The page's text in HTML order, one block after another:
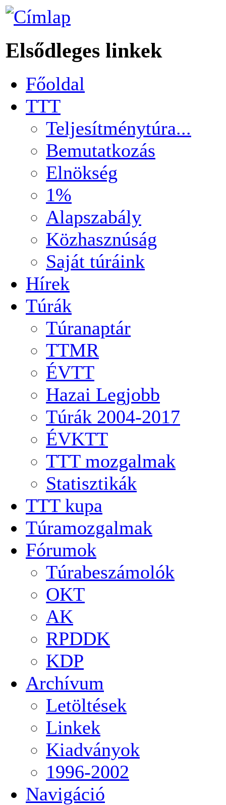
Elsődleges linkek
Főoldal
TTT
Teljesítménytúra...
Bemutatkozás
Elnökség
1%
Alapszabály
Közhasznúság
Saját túráink
Hírek
Túrák
Túranaptár
TTMR
ÉVTT
Hazai Legjobb
Túrák 2004-2017
ÉVKTT
TTT mozgalmak
Statisztikák
TTT kupa
Túramozgalmak
Fórumok
Túrabeszámolók
OKT
AK
RPDDK
KDP
Archívum
Letöltések
Linkek
Kiadványok
1996-2002
Navigáció